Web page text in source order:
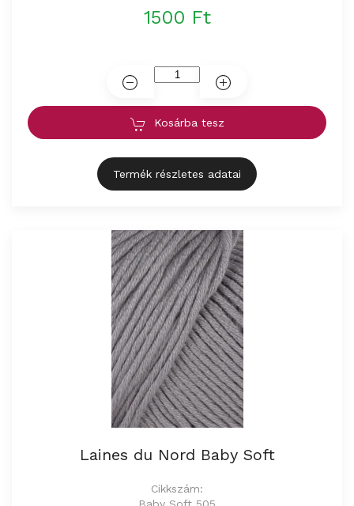
1500 Ft
Kosárba tesz
Termék részletes adatai
Laines du Nord Baby Soft
Cikkszám: